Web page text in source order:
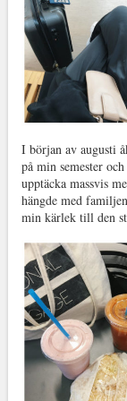
I början av augusti
på min semester
upptäcka massvis
hängde med
min kärlek till den